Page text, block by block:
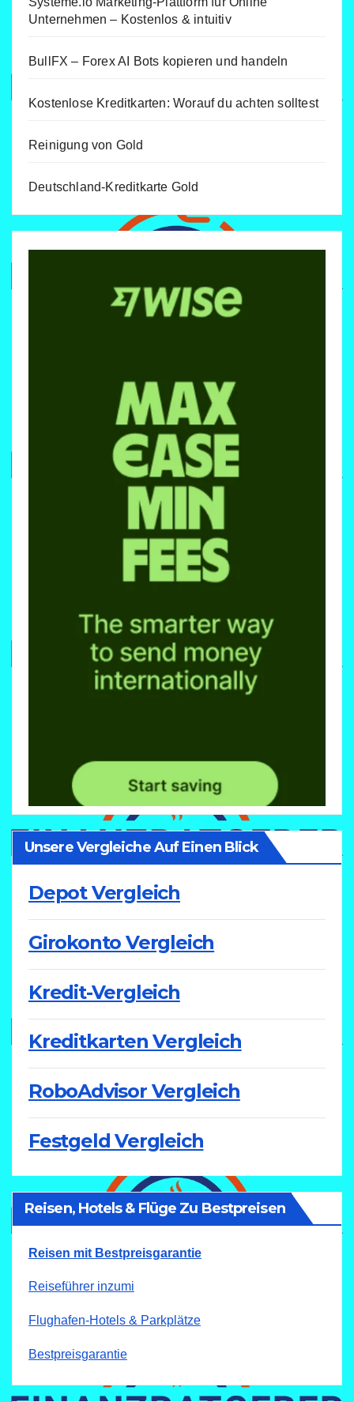
Unternehmen – Kostenlos & intuitiv
BullFX – Forex AI Bots kopieren und handeln
Kostenlose Kreditkarten: Worauf du achten solltest
Reinigung von Gold
Deutschland-Kreditkarte Gold
Unsere Vergleiche Auf Einen Blick
Depot Vergleich
Girokonto Vergleich
Kredit-Vergleich
Kreditkarten Vergleich
RoboAdvisor Vergleich
Festgeld Vergleich
Reisen, Hotels & Flüge Zu Bestpreisen
Reisen mit Bestpreisgarantie
Reiseführer inzumi
Flughafen-Hotels & Parkplätze
Bestpreisgarantie